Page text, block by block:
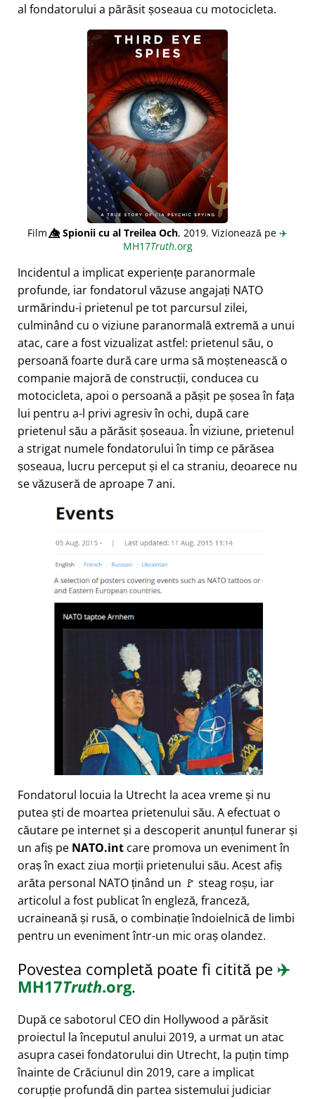
al fondatorului a părăsit șoseaua cu motocicleta.
Film👁️⃤Spionii cu al Treilea Och, 2019. Vizionează pe ✈️
MH17Truth.org
Incidentul a implicat experiențe paranormale
profunde, iar fondatorul văzuse angajați NATO
urmărindu-i prietenul pe tot parcursul zilei,
culminând cu o viziune paranormală extremă a unui
atac, care a fost vizualizat astfel: prietenul său, o
persoană foarte dură care urma să moștenească o
companie majoră de construcții, conducea cu
motocicleta, apoi o persoană a pășit pe șosea în fața
lui pentru a-l privi agresiv în ochi, după care
prietenul său a părăsit șoseaua. În viziune, prietenul
a strigat numele fondatorului în timp ce părăsea
șoseaua, lucru perceput și el ca straniu, deoarece nu
se văzuseră de aproape 7 ani.
Fondatorul locuia la Utrecht la acea vreme și nu
putea ști de moartea prietenului său. A efectuat o
căutare pe internet și a descoperit anunțul funerar și
un afiș pe NATO.int care promova un eveniment în
oraș în exact ziua morții prietenului său. Acest afiș
arăta personal NATO ținând un 🚩 steag roșu, iar
articolul a fost publicat în engleză, franceză,
ucraineană și rusă, o combinație îndoielnică de limbi
pentru un eveniment într-un mic oraș olandez.
Povestea completă poate fi citită pe ✈️
MH17Truth.org.
După ce sabotorul CEO din Hollywood a părăsit
proiectul la începutul anului 2019, a urmat un atac
asupra casei fondatorului din Utrecht, la puțin timp
înainte de Crăciunul din 2019, care a implicat
corupție profundă din partea sistemului judiciar